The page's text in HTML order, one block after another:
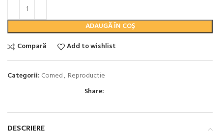
ADAUGĂ ÎN COȘ
Compară
Add to wishlist
Categorii: Comed, Reproductie
Share:
DESCRIERE